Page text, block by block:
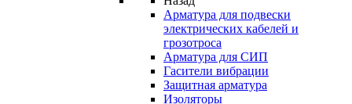
Арматура для подвески
электрических кабелей и
грозотроса
Арматура для СИП
Гасители вибрации
Защитная арматура
Изоляторы